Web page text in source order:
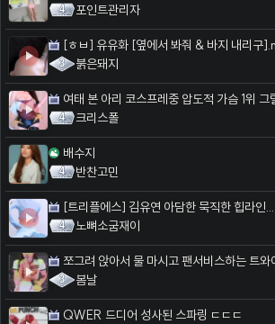
포인트관리자
[ㅎㅂ] 유유화 [옆에서 봐줘 & 바지 내리구
붉은돼지
여태 본 아리 코스프레중 압도적 가슴 1위 그
크리스폴
배수지
반찬고민
[트리플에스] 김유연 아담한 묵직한 힙라인
노뼈소굼재이
쪼그려 앉아서 물 마시고 팬서비스하는 트와
봄날
QWER 드디어 성사된 스파링 ㄷㄷㄷ